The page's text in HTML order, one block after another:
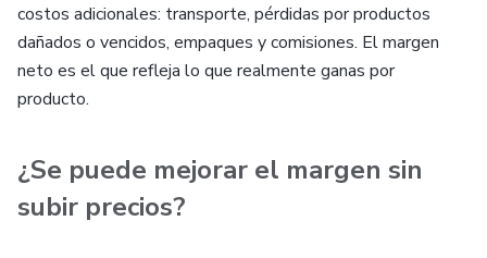
costos adicionales: transporte, pérdidas por productos
dañados o vencidos, empaques y comisiones. El margen
neto es el que refleja lo que realmente ganas por
producto.
¿Se puede mejorar el margen sin
subir precios?